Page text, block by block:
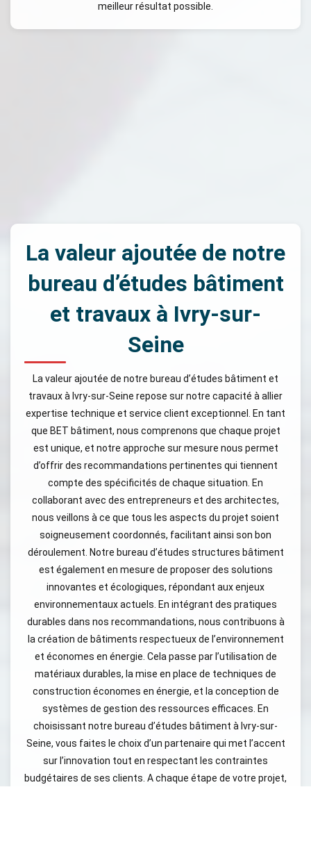
meilleur résultat possible.
La valeur ajoutée de notre
bureau d’études bâtiment
et travaux à Ivry-sur-
Seine
La valeur ajoutée de notre bureau d’études bâtiment et
travaux à Ivry-sur-Seine repose sur notre capacité à allier
expertise technique et service client exceptionnel. En tant
que BET bâtiment, nous comprenons que chaque projet
est unique, et notre approche sur mesure nous permet
d’offrir des recommandations pertinentes qui tiennent
compte des spécificités de chaque situation. En
collaborant avec des entrepreneurs et des architectes,
nous veillons à ce que tous les aspects du projet soient
soigneusement coordonnés, facilitant ainsi son bon
déroulement. Notre bureau d’études structures bâtiment
est également en mesure de proposer des solutions
innovantes et écologiques, répondant aux enjeux
environnementaux actuels. En intégrant des pratiques
durables dans nos recommandations, nous contribuons à
la création de bâtiments respectueux de l’environnement
et économes en énergie. Cela passe par l’utilisation de
matériaux durables, la mise en place de techniques de
construction économes en énergie, et la conception de
systèmes de gestion des ressources efficaces. En
choisissant notre bureau d’études bâtiment à Ivry-sur-
Seine, vous faites le choix d’un partenaire qui met l’accent
sur l’innovation tout en respectant les contraintes
budgétaires de ses clients. A chaque étape de votre projet,